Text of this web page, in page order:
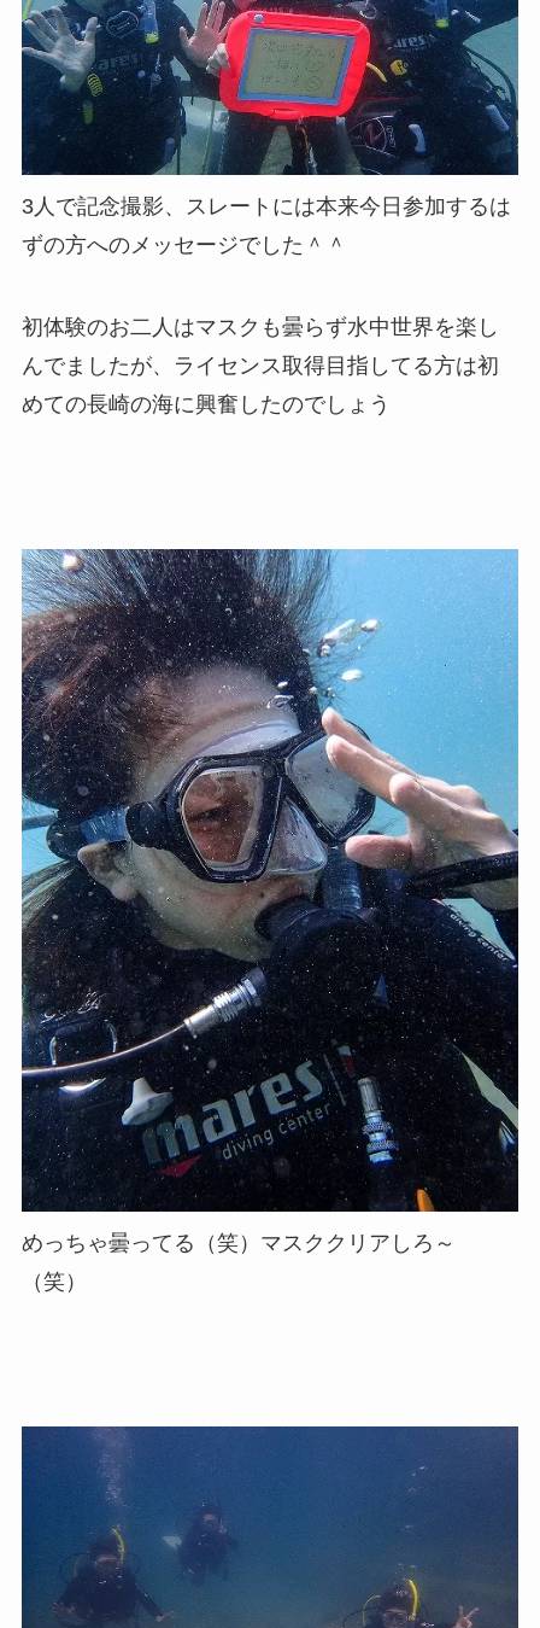
3人で記念撮影、スレートには本来今日参加するは
ずの方へのメッセージでした＾＾
初体験のお二人はマスクも曇らず水中世界を楽し
んでましたが、ライセンス取得目指してる方は初
めての長崎の海に興奮したのでしょう
めっちゃ曇ってる（笑）マスククリアしろ～
（笑）